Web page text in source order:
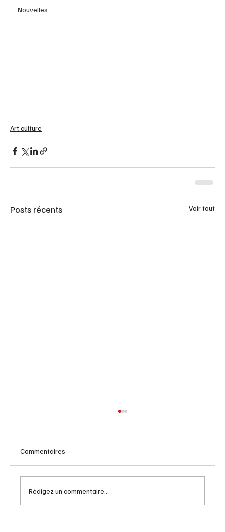
Nouvelles
Art culture
Posts récents Voir tout
Commentaires
Rédigez un commentaire...